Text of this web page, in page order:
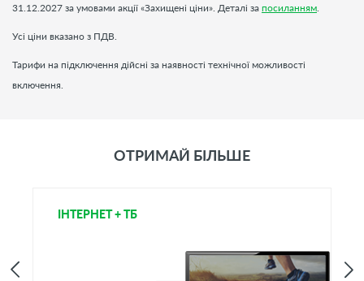
31.12.2027 за умовами акції «Захищені ціни». Деталі за посиланням
Усі ціни вказано з ПДВ.
Тарифи на підключення дійсні за наявності технічної можливості
включення.
ОТРИМАЙ БІЛЬШЕ
ІНТЕРНЕТ + ТБ